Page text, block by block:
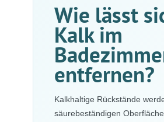
Wie lässt
Kalk im
entfernen?
Kalkhaltige Rückstände
säurebeständigen